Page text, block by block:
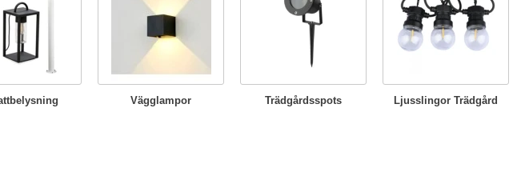
Vägglampor Trädgårdsspots Ljusslingor Trädgård